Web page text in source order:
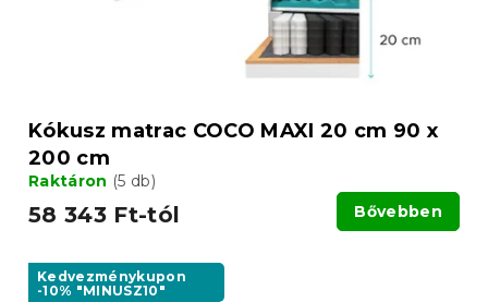
Kókusz matrac COCO MAXI 20 cm 90 x
200 cm
Raktáron (5 db)
58 343 Ft-tól Bővebben
Kedvezménykupon
-10% "MINUSZ10"